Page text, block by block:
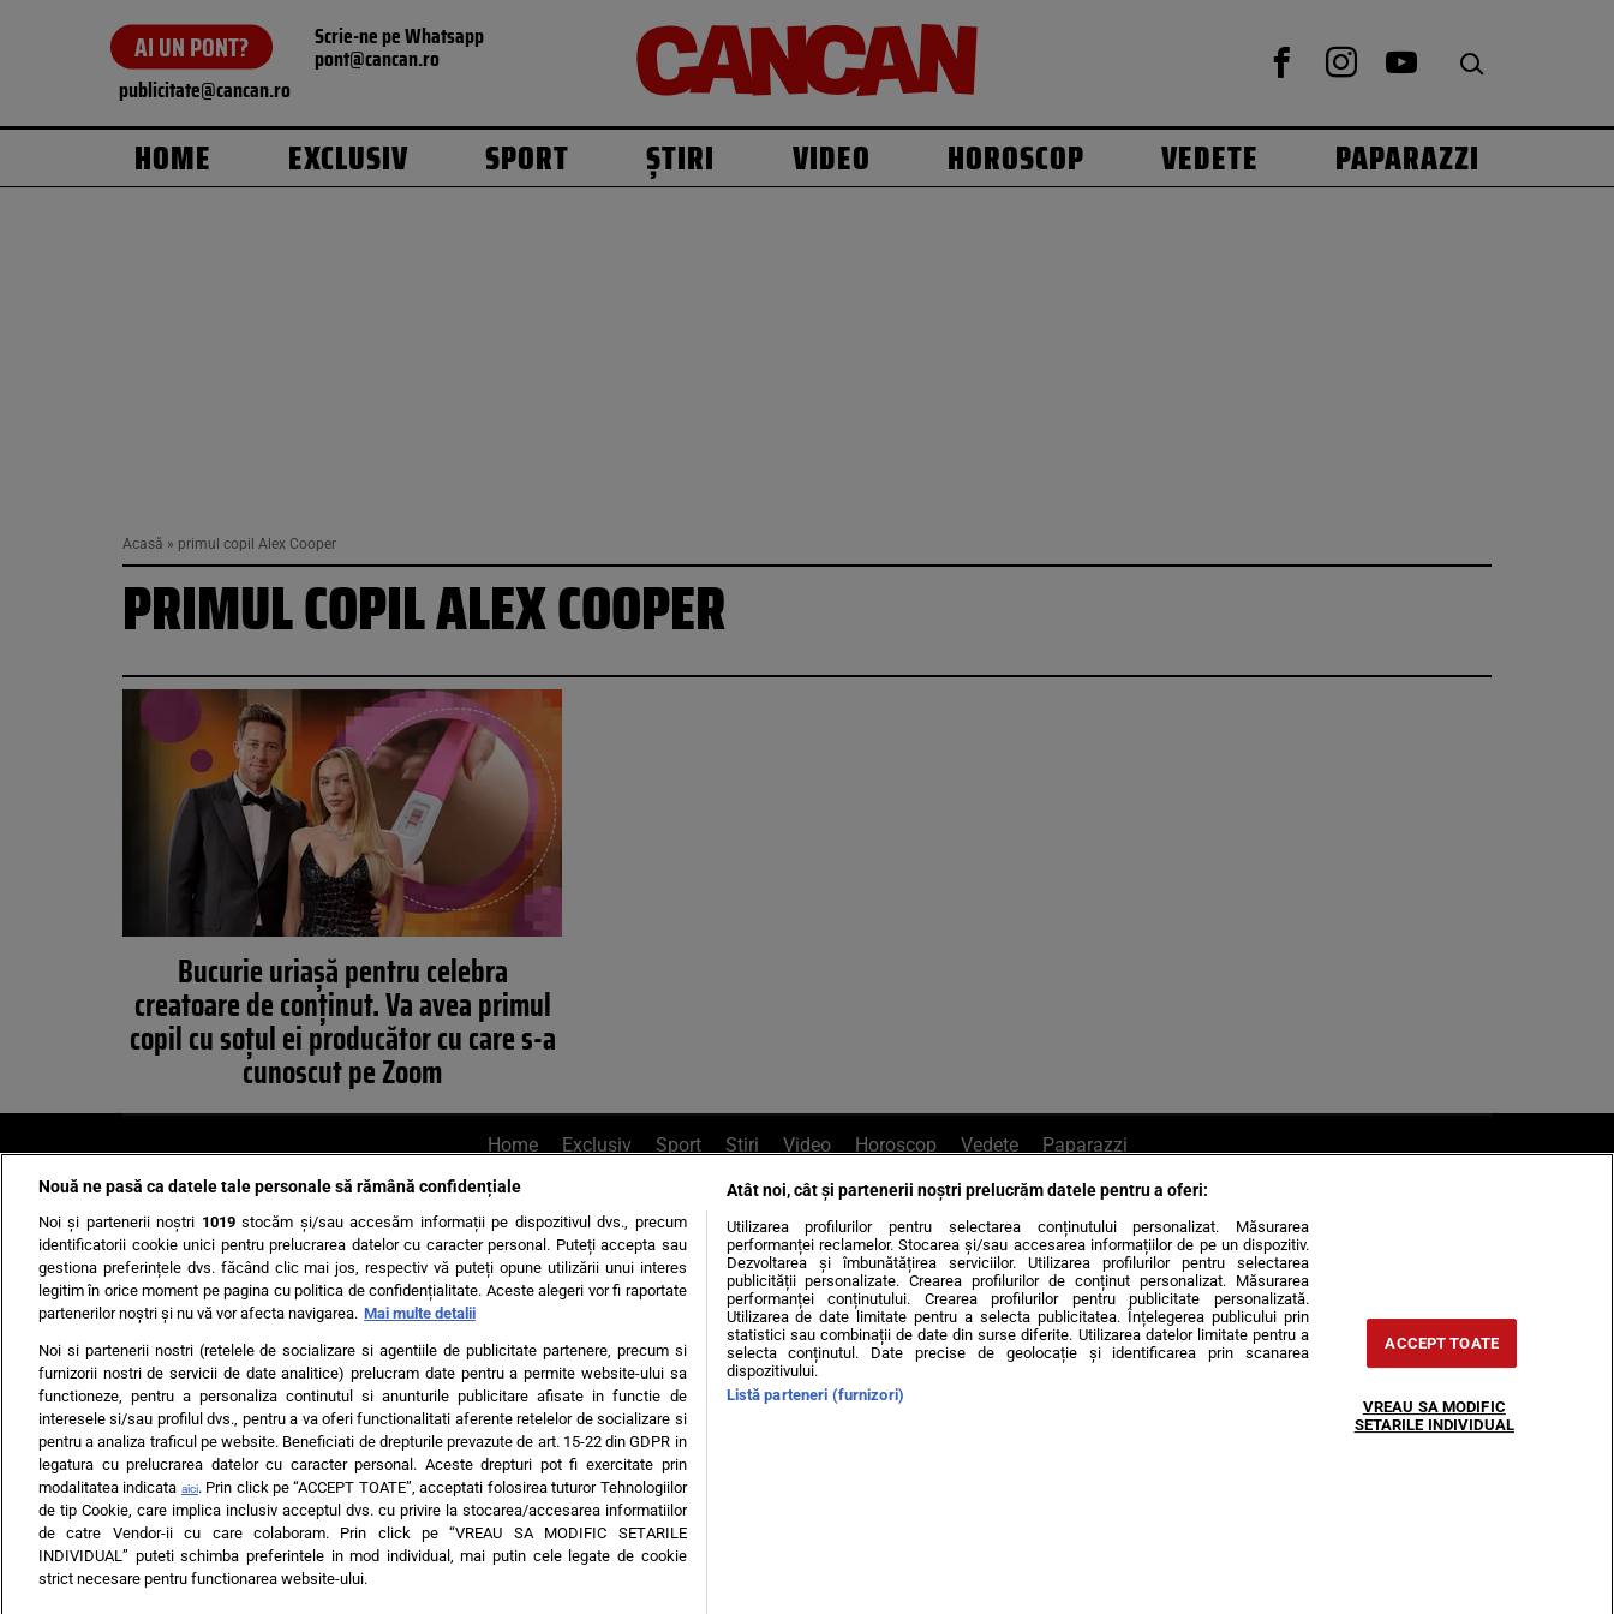
AI UN PONT? Scrie-ne pe Whatsapp
pont@cancan.ro
publicitate@cancan.ro
HOME EXCLUSIV SPORT ȘTIRI VIDEO HOROSCOP VEDETE PAPARAZZI
Acasă » primul copil Alex Cooper
PRIMUL COPIL ALEX COOPER
Bucurie uriașă pentru celebra
creatoare de conținut. Va avea primul
copil cu soțul ei producător cu care s-a
cunoscut pe Zoom
Home Exclusiv Sport Știri Video Horoscop Vedete Paparazzi
AI UN PONT? Scrie-ne pe Whatsapp, sună la 0741226226 sau trimite mail la pont@cancan.ro
Știri interne Știri externe Politică
Ultimele stiri Diete Insula Iubirii Dictionar de vise LIFE STYLE Horoscop
Echipa editorială Termeni si condiții Politica de confidențialitate
Nouă ne pasă ca datele tale personale să rămână confidențiale
Noi și partenerii noștri 1019stocăm și/sau accesăm informații pe dispozitivul dvs., precum
identificatorii cookie unici pentru prelucrarea datelor cu caracter personal. Puteți accepta sau
gestiona preferințele dvs. făcând clic mai jos, respectiv vă puteți opune utilizării unui interes
legitim în orice moment pe pagina cu politica de confidențialitate. Aceste alegeri vor fi raportate
partenerilor noștri și nu vă vor afecta navigarea. Mai multe detalii
Noi si partenerii nostri (retelele de socializare si agentiile de publicitate partenere, precum si
furnizorii nostri de servicii de date analitice) prelucram date pentru a permite website-ului sa
functioneze, pentru a personaliza continutul si anunturile publicitare afisate in functie de
interesele si/sau profilul dvs., pentru a va oferi functionalitati aferente retelelor de socializare si
pentru a analiza traficul pe website. Beneficiati de drepturile prevazute de art. 15-22 din GDPR in
legatura cu prelucrarea datelor cu caracter personal. Aceste drepturi pot fi exercitate prin
modalitatea indicata aici. Prin click pe “ACCEPT TOATE”, acceptati folosirea tuturor Tehnologiilor
de tip Cookie, care implica inclusiv acceptul dvs. cu privire la stocarea/accesarea informatiilor
de catre Vendor-ii cu care colaboram. Prin click pe “VREAU SA MODIFIC SETARILE
INDIVIDUAL” puteti schimba preferintele in mod individual, mai putin cele legate de cookie
strict necesare pentru functionarea website-ului.
Atât noi, cât și partenerii noștri prelucrăm datele pentru a oferi:
Utilizarea profilurilor pentru selectarea conținutului personalizat. Măsurarea
performanței reclamelor. Stocarea și/sau accesarea informațiilor de pe un dispozitiv.
Dezvoltarea și îmbunătățirea serviciilor. Utilizarea profilurilor pentru selectarea
publicității personalizate. Crearea profilurilor de conținut personalizat. Măsurarea
performanței conținutului. Crearea profilurilor pentru publicitate personalizată.
Utilizarea de date limitate pentru a selecta publicitatea. Înțelegerea publicului prin
statistici sau combinații de date din surse diferite. Utilizarea datelor limitate pentru a
selecta conținutul. Date precise de geolocație și identificarea prin scanarea
dispozitivului.
Listă parteneri (furnizori)
ACCEPT TOATE
VREAU SA MODIFIC
SETARILE INDIVIDUAL